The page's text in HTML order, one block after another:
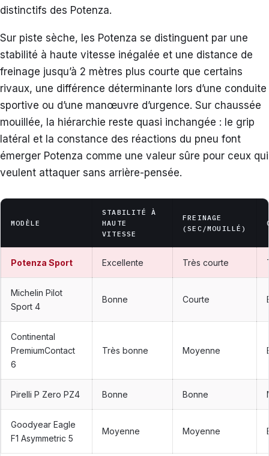
distinctifs des Potenza.
Sur piste sèche, les Potenza se distinguent par une
stabilité à haute vitesse inégalée et une distance de
freinage jusqu’à 2 mètres plus courte que certains
rivaux, une différence déterminante lors d’une conduite
sportive ou d’une manœuvre d’urgence. Sur chaussée
mouillée, la hiérarchie reste quasi inchangée : le grip
latéral et la constance des réactions du pneu font
émerger Potenza comme une valeur sûre pour ceux qui
veulent attaquer sans arrière-pensée.
MODÈLE
STABILITÉ À
HAUTE
VITESSE
FREINAGE
(SEC/MOUILLÉ)
Potenza Sport Excellente Très courte
Michelin Pilot
Sport 4
Bonne Courte
Continental
PremiumContact
6
Très bonne Moyenne
Pirelli P Zero PZ4 Bonne Bonne
Goodyear Eagle
F1 Asymmetric 5
Moyenne Moyenne